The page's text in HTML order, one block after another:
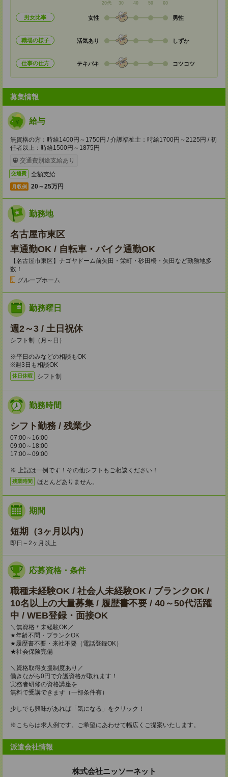
20代 30 40 50 60
男女比率 女性 男性
職場の様子 活気あり しずか
仕事の仕方 テキパキ コツコツ
募集情報
給与
無資格の方：時給1400円～1750円 / 介護福祉士：時給1700円～2125円 / 初
任者以上：時給1500円～1875円
交通費別途支給あり
交通費 全額支給
月収例 20～25万円
勤務地
名古屋市東区
車通勤OK / 自転車・バイク通勤OK
【名古屋市東区】ナゴヤドーム前矢田・栄町・砂田橋・矢田など勤務地多
数！
グループホーム
勤務曜日
週2～3 / 土日祝休
シフト制（月～日）
※平日のみなどの相談もOK
※週3日も相談OK
休日休暇 シフト制
勤務時間
シフト勤務 / 残業少
07:00～16:00
09:00～18:00
17:00～09:00
※ 上記は一例です！その他シフトもご相談ください！
残業時間 ほとんどありません。
期間
短期（3ヶ月以内）
即日～2ヶ月以上
応募資格・条件
職種未経験OK / 社会人未経験OK / ブランクOK /
10名以上の大量募集 / 履歴書不要 / 40～50代活躍
中 / WEB登録・面接OK
＼無資格＊未経験OK／
★年齢不問・ブランクOK
★履歴書不要・来社不要（電話登録OK）
★社会保険完備
＼資格取得支援制度あり／
働きながら0円で介護資格が取れます！
実務者研修の資格講座を
無料で受講できます（一部条件有）
少しでも興味があれば「気になる」をクリック！
※こちらは求人例です。ご希望にあわせて幅広くご提案いたします。
派遣会社情報
株式会社ニッソーネット